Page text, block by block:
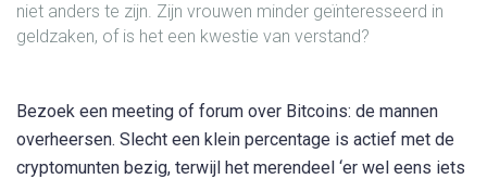
niet anders te zijn. Zijn vrouwen minder geïnteresseerd in
geldzaken, of is het een kwestie van verstand?
Bezoek een meeting of forum over Bitcoins: de mannen
overheersen. Slecht een klein percentage is actief met de
cryptomunten bezig, terwijl het merendeel ‘er wel eens iets